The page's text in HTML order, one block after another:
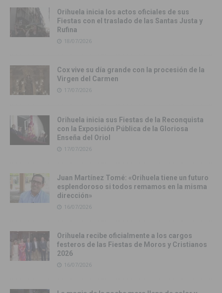
Orihuela inicia los actos oficiales de sus
Fiestas con el traslado de las Santas Justa y
Rufina
18/07/2026
Cox vive su día grande con la procesión de la
Virgen del Carmen
17/07/2026
Orihuela inicia sus Fiestas de la Reconquista
con la Exposición Pública de la Gloriosa
Enseña del Oriol
17/07/2026
Juan Martínez Tomé: «Orihuela tiene un futuro
esplendoroso si todos remamos en la misma
dirección»
16/07/2026
Orihuela recibe oficialmente a los cargos
festeros de las Fiestas de Moros y Cristianos
2026
16/07/2026